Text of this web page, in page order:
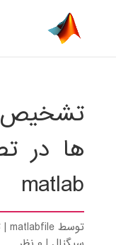
تشخیص
ها در
matlab
توسطmatlabfile
|